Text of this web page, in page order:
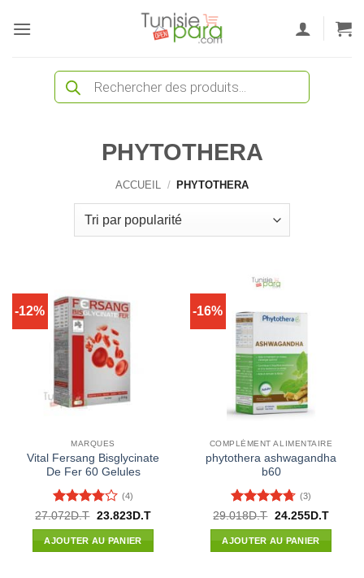
Recherche
produits
PHYTOTHERA
ACCUEIL / PHYTOTHERA
-12%
MARQUES
Vital Fersang Bisglycinate
De Fer 60 Gelules
Note
3.75sur
5
(4)
27.072D.T Le
initial
était :
23.823D.TLe
AJOUTER AU PANIER
-16%
COMPLÉMENT ALIMENTAIRE
phytothera ashwagandha
b60
Note4.67
sur 5
(3)
29.018D.T Le
initial
était :
24.255D.TLe
AJOUTER AU PANIER